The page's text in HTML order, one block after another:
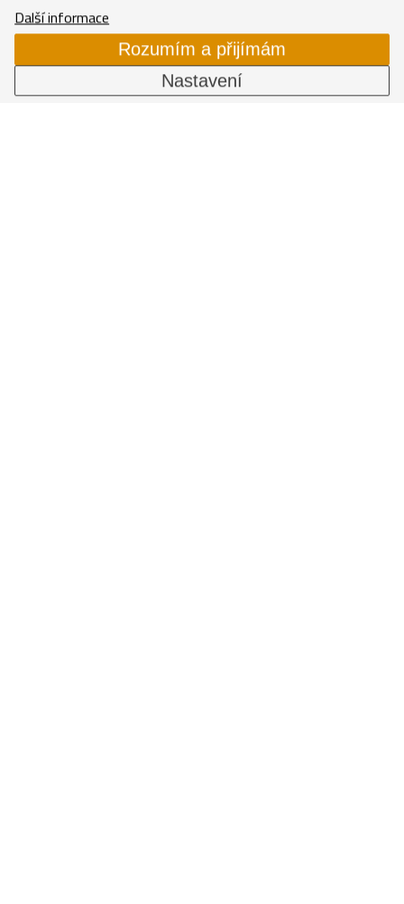
Výhradní dodavatel betonové střešní krytiny Terran –
střešní tašky Rundo, Zenit, Coppo, Synus, Danubia.
Betonová taška se zárukou 50 let. Prodej střešních krytin
a příslušenství po celé ČR.
Další informace
Rozumím a přijímám
Nastavení